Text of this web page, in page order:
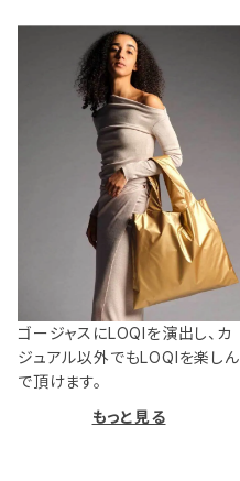
ゴージャスにLOQIを演出し、カ
ジュアル以外でもLOQIを楽しん
で頂けます。
もっと見る